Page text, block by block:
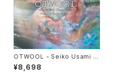
OTWOOL - Seiko Usami 1s
t フルアルバム 【特別限定版】（C
D＋絵本/水晶付き！）
¥8,698